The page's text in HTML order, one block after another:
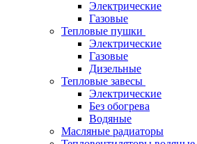
Электрические
Газовые
Тепловые пушки
Электрические
Газовые
Дизельные
Тепловые завесы
Электрические
Без обогрева
Водяные
Масляные радиаторы